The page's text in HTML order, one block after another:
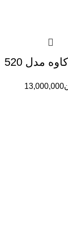
مدل 520
13,000,000